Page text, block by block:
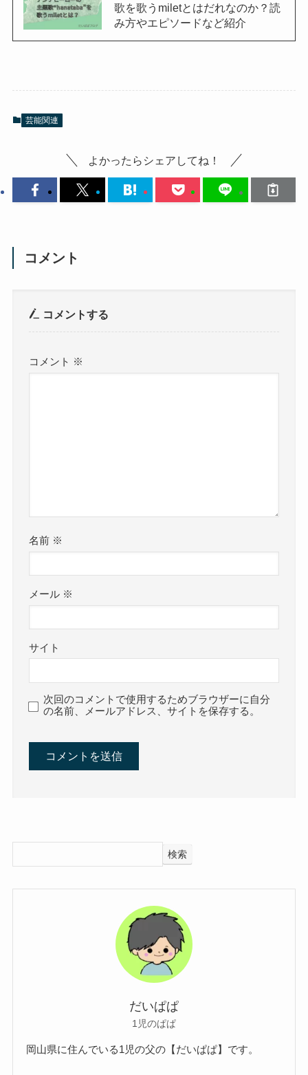
歌を歌うmiletとはだれなのか？読
み方やエピソードなど紹介
芸能関連
よかったらシェアしてね！
コメント
コメントする
コメント ※
名前 ※
メール ※
サイト
次回のコメントで使用するためブラウザーに自分
の名前、メールアドレス、サイトを保存する。
検索
だいぱぱ
1児のぱぱ
岡山県に住んでいる1児の父の【だいぱぱ】です。